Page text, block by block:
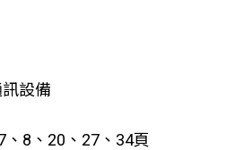
設備
8、20、27、34頁